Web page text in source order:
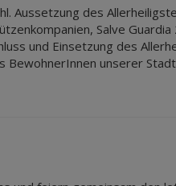
Aussetzung des
Salve
und Einsetzung des
BewohnerInnen unserer